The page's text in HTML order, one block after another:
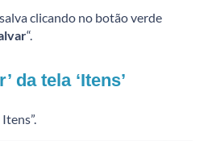
clicando no botão verde
“.
da tela ‘Itens’